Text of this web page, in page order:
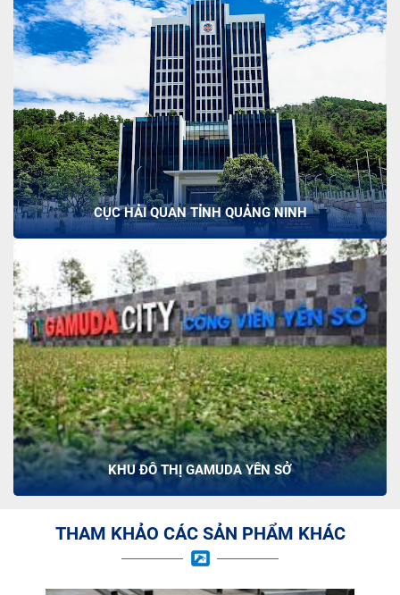
CỤC HẢI QUAN TỈNH QUẢNG NINH
KHU ĐÔ THỊ GAMUDA YÊN SỞ
THAM KHẢO CÁC SẢN PHẨM KHÁC